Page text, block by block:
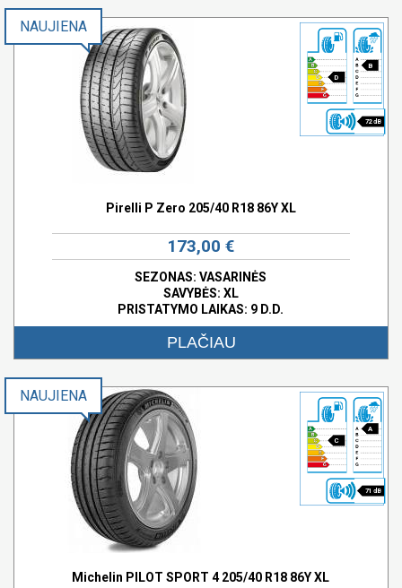
D
B
72 dB
NAUJIENA
Pirelli P Zero 205/40 R18 86Y XL
173,00 €
SEZONAS: VASARINĖS
SAVYBĖS: XL
PRISTATYMO LAIKAS: 9 D.D.
PLAČIAU
C
A
71 dB
NAUJIENA
Michelin PILOT SPORT 4 205/40 R18 86Y XL